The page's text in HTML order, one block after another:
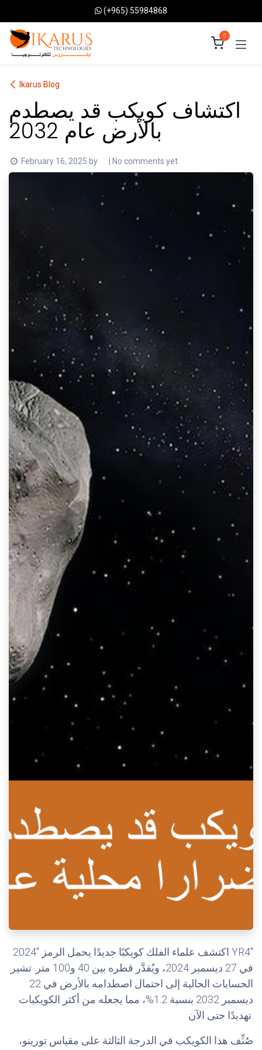
(+965) 55984868
0
Ikarus Blog
اكتشاف كويكب قد يصطدم
بالأرض عام 2032
February 16, 2025 by | No comments yet
اكتشف علماء الفلك كويكبًا جديدًا يحمل الرمز "2024 YR4"
في 27 ديسمبر 2024، ويُقدَّر قطره بين 40 و100 متر. تشير
الحسابات الحالية إلى احتمال اصطدامه بالأرض في 22
ديسمبر 2032 بنسبة 1.2%، مما يجعله من أكثر الكويكبات
صُنِّف هذا الكويكب في الدرجة الثالثة على مقياس تورينو،